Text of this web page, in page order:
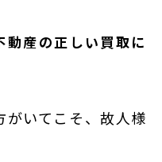
産の正しい買取に
がいてこそ、故人様